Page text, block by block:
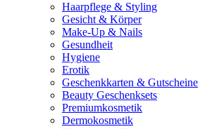
Haarpflege & Styling
Gesicht & Körper
Make-Up & Nails
Gesundheit
Hygiene
Erotik
Geschenkkarten & Gutscheine
Beauty Geschenksets
Premiumkosmetik
Dermokosmetik